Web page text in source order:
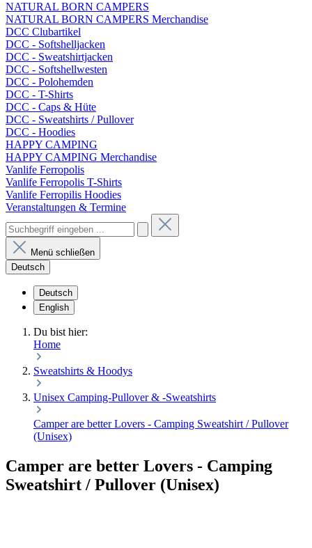
NATURAL BORN CAMPERS
NATURAL BORN CAMPERS Merchandise
DCC Clubartikel
DCC - Softshelljacken
DCC - Sweatshirtjacken
DCC - Softshellwesten
DCC - Polohemden
DCC - T-Shirts
DCC - Caps & Hüte
DCC - Sweatshirts / Pullover
DCC - Hoodies
HAPPY CAMPING
HAPPY CAMPING Merchandise
Vanlife Ferropolis
Vanlife Ferropolis T-Shirts
Vanlife Ferropilis Hoodies
Veranstaltungen & Termine
Menü schließen
Deutsch
Deutsch
English
Du bist hier:
Home
Sweatshirts & Hoodys
Unisex Camping-Pullover & -Sweatshirts
Camper are better Lovers - Camping Sweatshirt / Pullover
(Unisex)
Camper are better Lovers - Camping
Sweatshirt / Pullover (Unisex)